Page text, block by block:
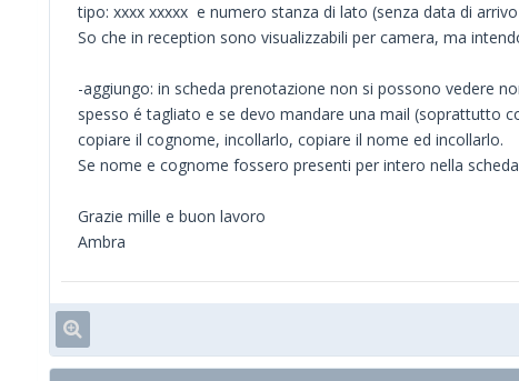
tipo: xxxx xxxxx e numero stanza di lato (senza data di
So che in reception sono visualizzabili per camera, ma
-aggiungo: in scheda prenotazione non si possono vedere
spesso é tagliato e se devo mandare una mail (soprattutto
copiare il cognome, incollarlo, copiare il nome ed incollarlo.
Se nome e cognome fossero presenti per intero nella
Grazie mille e buon lavoro
Ambra